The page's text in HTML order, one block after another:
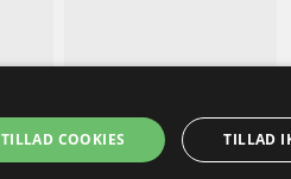
TILLAD COOKIES TILLAD